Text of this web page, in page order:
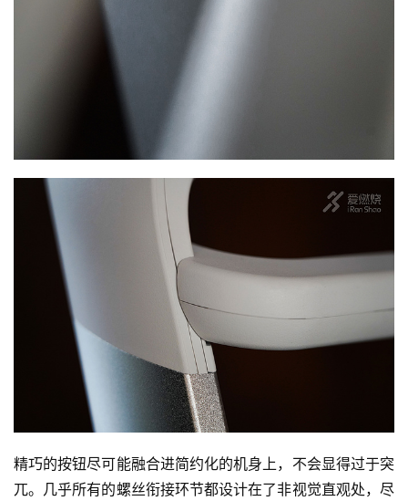
精巧的按钮尽可能融合进简约化的机身上，不会显得过于突
兀。几乎所有的螺丝衔接环节都设计在了非视觉直观处，尽